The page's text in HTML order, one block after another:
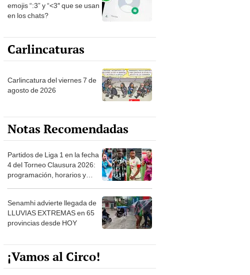
emojis “:3” y “<3″ que se usan
en los chats?
Carlincaturas
Carlincatura del viernes 7 de
agosto de 2026
Notas Recomendadas
Partidos de Liga 1 en la fecha
4 del Torneo Clausura 2026:
programación, horarios y
Senamhi advierte llegada de
LLUVIAS EXTREMAS en 65
provincias desde HOY
¡Vamos al Circo!